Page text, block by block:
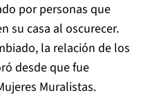
por personas que
su casa al oscurecer.
la relación de los
desde que fue
Muralistas.